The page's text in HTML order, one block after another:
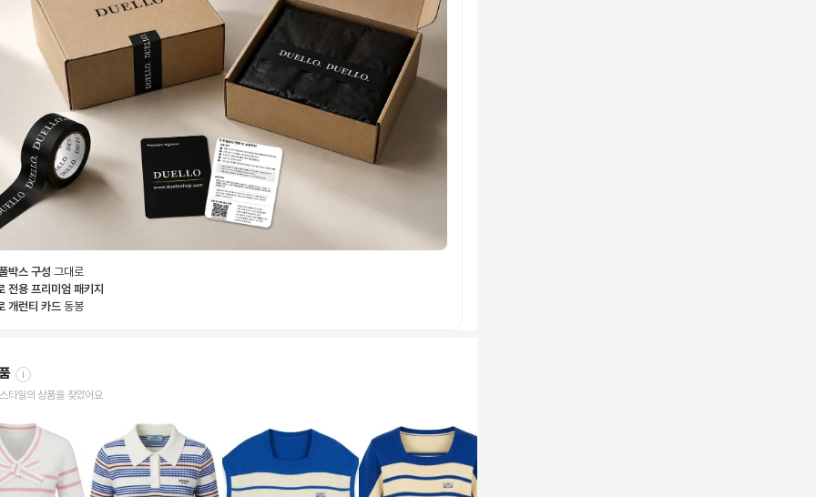
박스 구성 그대로
전용 프리미엄 패키지
개런티 카드 동봉
i
타일의 상품을 찾았어요